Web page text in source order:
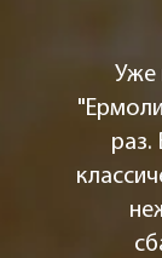
Уже
раз.